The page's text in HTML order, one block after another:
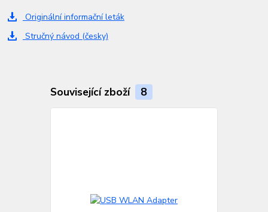
Originální informační leták
Stručný návod (česky)
Související zboží 8